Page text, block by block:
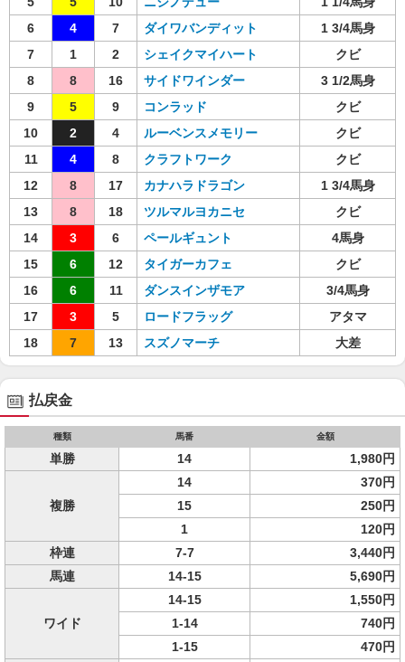
6
4 7 ダイワバンディット
1 3/4馬身
7
1 2 シェイクマイハート
クビ
8
8 16 サイドワインダー
3 1/2馬身
9
5 9 コンラッド
クビ
10
2 4 ルーベンスメモリー
クビ
11
4 8 クラフトワーク
クビ
12
8 17 カナハラドラゴン
1 3/4馬身
13
8 18 ツルマルヨカニセ
クビ
14
3 6 ペールギュント
4馬身
15
6 12 タイガーカフェ
クビ
16
6 11 ダンスインザモア
3/4馬身
17
3 5 ロードフラッグ
アタマ
18
7 13 スズノマーチ 大差
払戻金
種類 馬番 金額
単勝 14 1,980円
複勝
14
370円
15
250円
1
120円
枠連
7-7
3,440円
馬連
14-15 5,690円
ワイド
14-15
1,550円
1-14
740円
1-15
470円